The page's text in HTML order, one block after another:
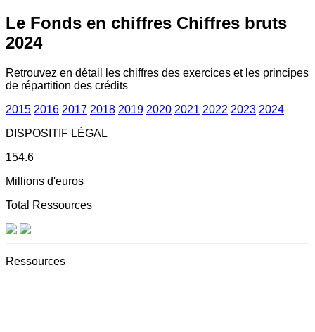
Le Fonds en chiffres Chiffres bruts
2024
Retrouvez en détail les chiffres des exercices et les principes
de répartition des crédits
2015 2016 2017 2018 2019 2020 2021 2022 2023 2024
DISPOSITIF LÉGAL
154.6
Millions d'euros
Total Ressources
Ressources